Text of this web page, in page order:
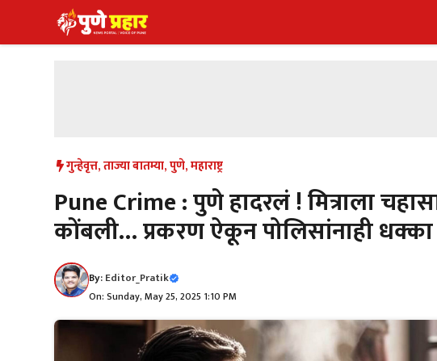
to
गुन्हेवृत्त,ताज्या बातम्या,पुणे,महाराष्ट्र
Pune Crime : पुणे हादरलं ! मित्राला
कोंबली… प्रकरण ऐकून पोलिसांनाही
By:Editor_Pratik
On: Sunday, May 25, 2025 1:10 PM